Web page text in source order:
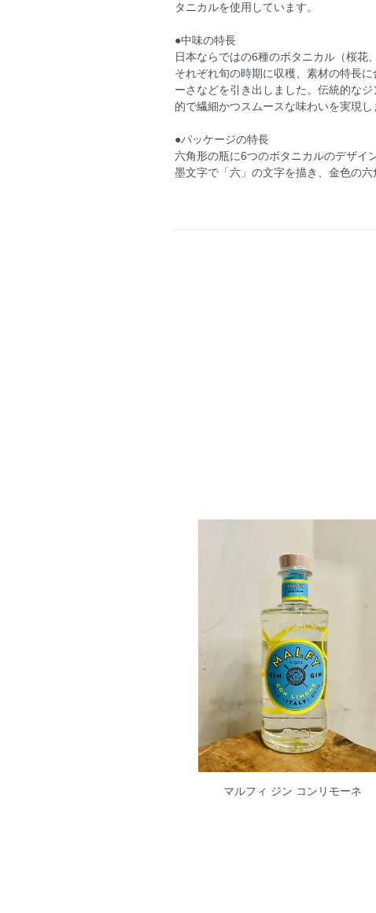
タニカルを使用しています。
●中味の特長
日本ならではの6種のボタニカル（桜花
それぞれ旬の時期に収穫、素材の特長
ーさなどを引き出しました。伝統的な
的で繊細かつスムースな味わいを実現し
●パッケージの特長
六角形の瓶に6つのボタニカルのデザイ
墨文字で「六」の文字を描き、金色の六
マルフィ ジン コンリモーネ